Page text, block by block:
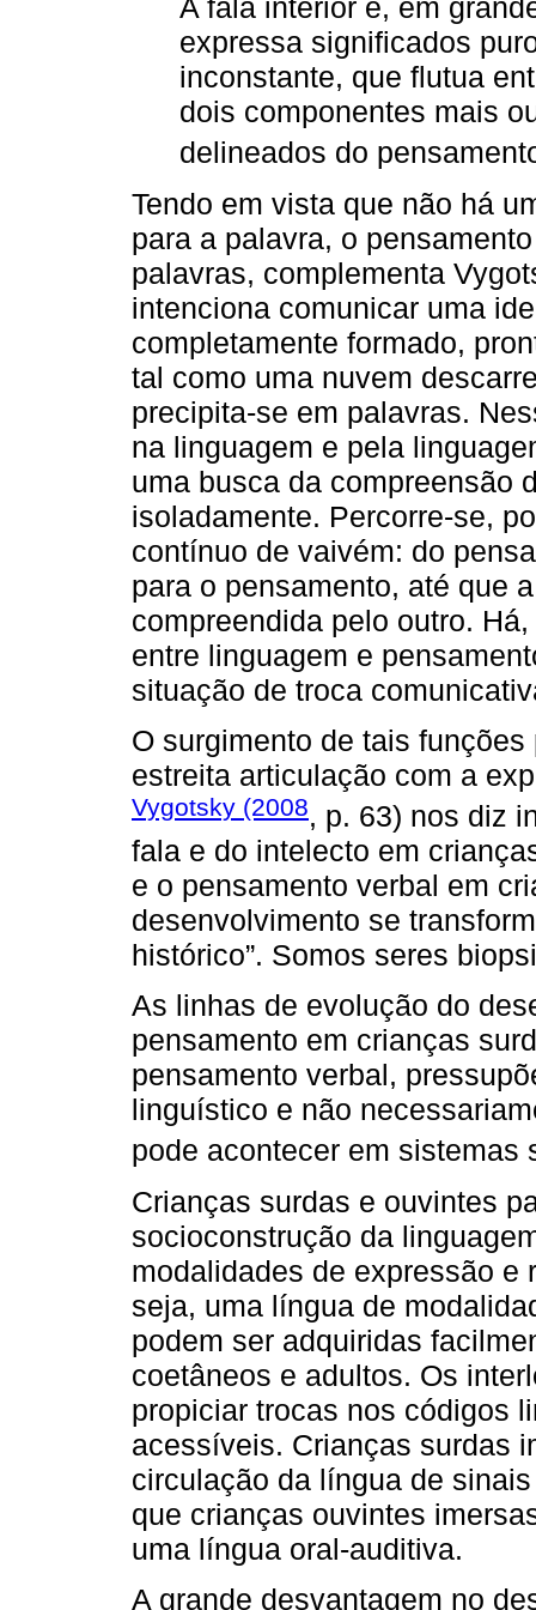
A fala interior é, em
expressa significados
inconstante, que flutua
dois componentes mais
delineados do
Tendo em vista que não há
para a palavra, o
palavras, complementa
intenciona comunicar uma
completamente formado,
tal como uma nuvem
precipita-se em palavras.
na linguagem e pela
uma busca da compreensão
isoladamente. Percorre-se,
contínuo de vaivém: do
para o pensamento, até que
compreendida pelo outro.
entre linguagem e
situação de troca
O surgimento de tais
estreita articulação com a
Vygotsky (2008, p. 63) nos diz
fala e do intelecto em
e o pensamento verbal em
desenvolvimento se
histórico”. Somos seres
As linhas de evolução do
pensamento em crianças
pensamento verbal,
linguístico e não
pode acontecer em sistemas
Crianças surdas e ouvintes
socioconstrução da
modalidades de expressão e
seja, uma língua de
podem ser adquiridas
coetâneos e adultos. Os
propiciar trocas nos códigos
acessíveis. Crianças surdas
circulação da língua de
que crianças ouvintes
uma língua oral-auditiva.
A grande desvantagem no